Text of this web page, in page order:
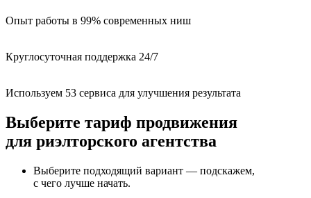
Опыт работы в 99% современных ниш
Круглосуточная поддержка 24/7
Используем 53 сервиса для улучшения результата
Выберите тариф продвижения
для риэлторского агентства
Выберите подходящий вариант — подскажем,
с чего лучше начать.